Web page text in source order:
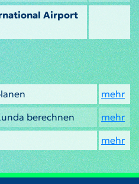
Airport
mehr
berechnen
mehr
mehr